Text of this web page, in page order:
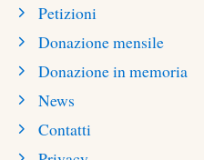
Petizioni
Donazione mensile
Donazione in memoria
News
Contatti